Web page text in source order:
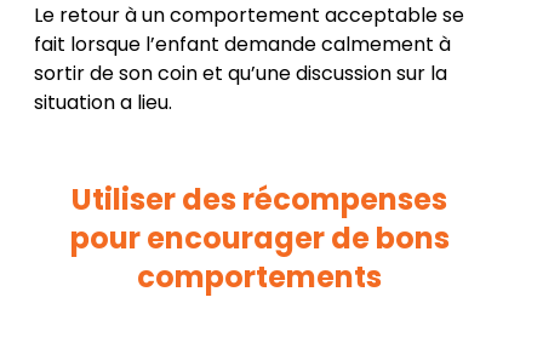
Le retour à un comportement acceptable se
fait lorsque l’enfant demande calmement à
sortir de son coin et qu’une discussion sur la
situation a lieu.
Utiliser des récompenses
pour encourager de bons
comportements